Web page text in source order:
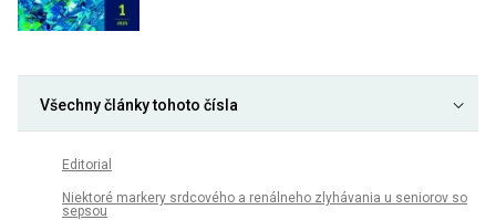
Všechny články tohoto čísla
Editorial
Niektoré markery srdcového a renálneho zlyhávania u seniorov so
sepsou